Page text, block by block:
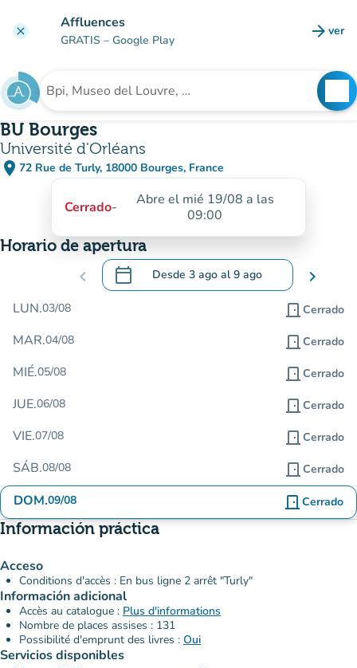
clear Affluences
GRATIS – Google Play arrow_forward ver
Buscar un establecimiento
BU Bourges
Université d'Orléans
place 72 Rue de Turly, 18000 Bourges, France
(abrir en Google Maps)
(nueva pestaña)
Cerrado-
Abre el mié 19/08 a las
09:00
Horario de apertura
chevron_left calendar_today Desde 3 ago al9 ago
.Abra el calendario para cambiar las
chevron_right
LUN.03/08 door_front Cerrado
MAR.04/08 door_front Cerrado
MIÉ.05/08 door_front Cerrado
JUE.06/08 door_front Cerrado
VIE.07/08 door_front Cerrado
SÁB.08/08 door_front Cerrado
DOM.09/08 door_front Cerrado
Información práctica
Acceso
Conditions d'accès : En bus ligne 2 arrêt "Turly"
Información adicional
Accès au catalogue : Plus d'informations
Nombre de places assises : 131
Possibilité d'emprunt des livres : Oui
Servicios disponibles